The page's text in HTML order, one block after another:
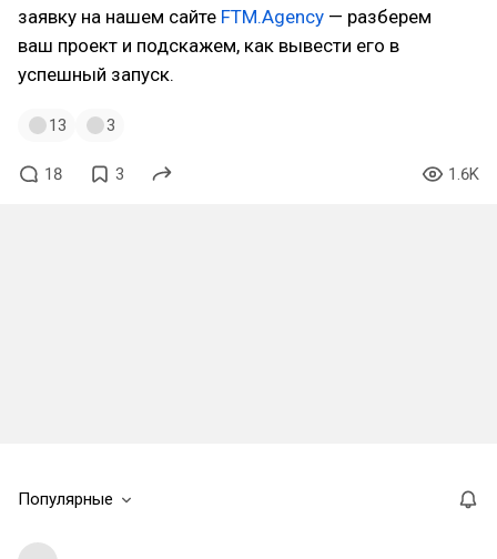
заявку на нашем сайте FTM.Agency — разберем
ваш проект и подскажем, как вывести его в
успешный запуск.
13 3
18 3 1.6K
Популярные